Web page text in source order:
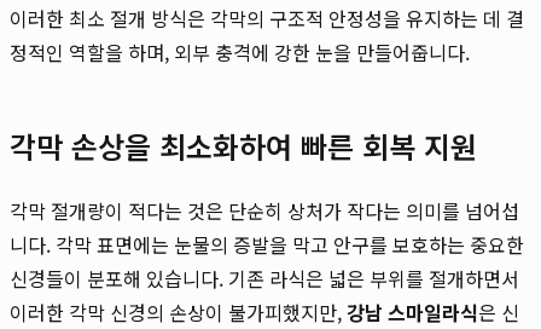
이러한 최소 절개 방식은 각막의 구조적 안정성을 유지하는 데 결
정적인 역할을 하며, 외부 충격에 강한 눈을 만들어줍니다.
각막 손상을 최소화하여 빠른 회복 지원
각막 절개량이 적다는 것은 단순히 상처가 작다는 의미를 넘어섭
니다. 각막 표면에는 눈물의 증발을 막고 안구를 보호하는 중요한
신경들이 분포해 있습니다. 기존 라식은 넓은 부위를 절개하면서
이러한 각막 신경의 손상이 불가피했지만,강남 스마일라식은 신